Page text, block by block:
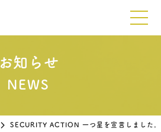
お知らせ
SECURITY ACTION 一つ星を宣言しました。